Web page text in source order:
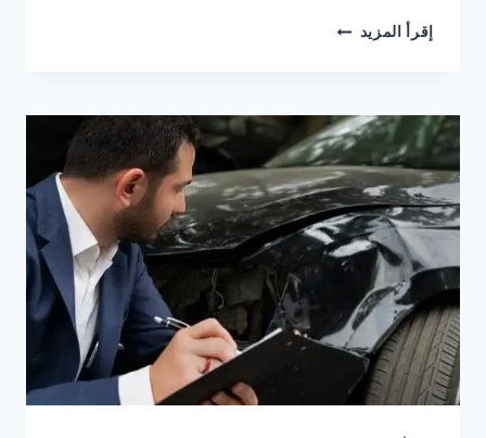
إقرأ المزيد عروض
شركة
1&1
للعام
2021